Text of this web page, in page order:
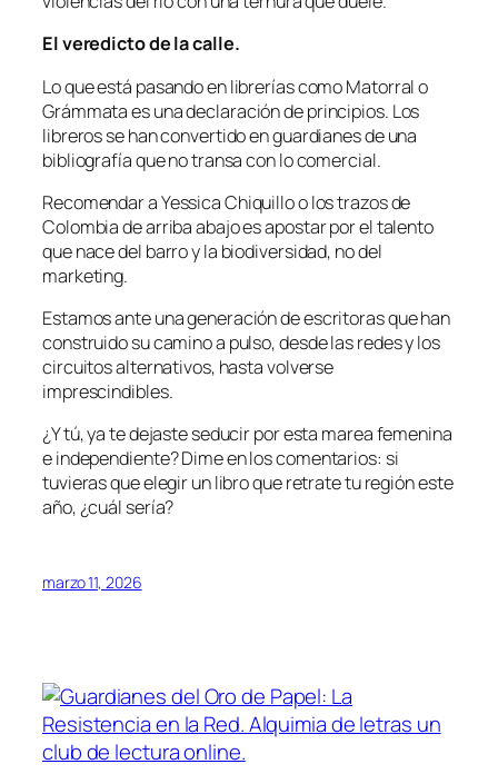
El veredicto de la calle.
Lo que está pasando en librerías como Matorral o
Grámmata es una declaración de principios. Los
libreros se han convertido en guardianes de una
bibliografía que no transa con lo comercial.
Recomendar a Yessica Chiquillo o los trazos de
Colombia de arriba abajo es apostar por el talento
que nace del barro y la biodiversidad, no del
marketing.
Estamos ante una generación de escritoras que han
construido su camino a pulso, desde las redes y los
circuitos alternativos, hasta volverse
imprescindibles.
¿Y tú, ya te dejaste seducir por esta marea femenina
e independiente? Dime en los comentarios: si
tuvieras que elegir un libro que retrate tu región este
año, ¿cuál sería?
marzo 11, 2026